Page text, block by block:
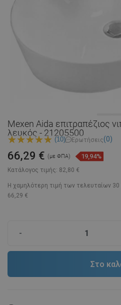
Mexen Aida επιτραπέζιος
λευκός - 21205500
(10) Ερωτήσεις(0)
Κατάλογος τιμής: 82,80 €
66,29 € (με ΦΠΑ) 19,94%
Η χαμηλότερη τιμή των τελευταίων
66,29 €
-
Στο